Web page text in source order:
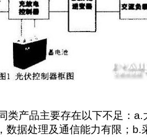
产品主要存在以下不足：a.
数据处理及通信能力有限；b.